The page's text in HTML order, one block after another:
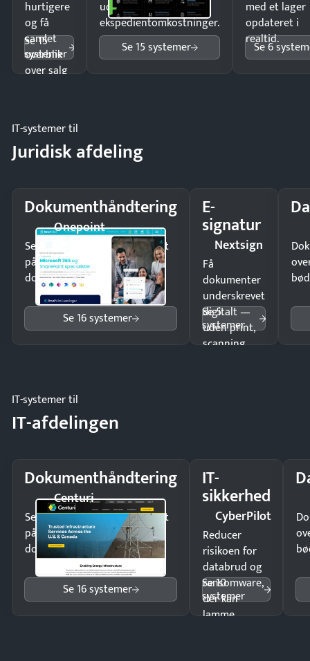
hurtigere
og få
samlet
overblik
over salg
Se 15
systemer
uden
ekspedientomkostninger.
Se 15 systemer
med et lager
opdateret i
realtid.
Se 6
IT-systemer til
Juridisk afdeling
Dokumenthåndtering
Onepoint
Send kontrakter til underskrift
på minutter og mist ingen
dokumenter.
Se 16 systemer
E-
signatur
Nextsign
Få
dokumenter
underskrevet
digitalt —
uden print,
scanning
Se 5
systemer
IT-systemer til
IT-afdelingen
Dokumenthåndtering
Centuri
Send kontrakter til underskrift
på minutter og mist ingen
dokumenter.
Se 16 systemer
IT-
sikkerhed
CyberPilot
Reducer
risikoen for
databrud og
ransomware,
der kan
lamme
Se 10
systemer